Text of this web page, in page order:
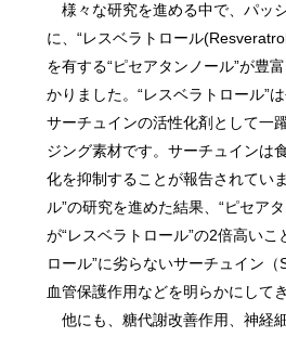
様々な研究を進める中で、パッ
に、“レスベラトロール
を有する“ピセアタンノール”が豊
かりました。“レスベラトロール”
サーチュインの活性化剤として一
ジング素材です。サーチュインは
化を抑制することが報告されてい
ル”の研究を進めた結果、“ピセア
が“レスベラトロール”の2倍高いこ
ロール”に劣らないサーチュイン
血管保護作用などを明らかにして
他にも、糖代謝改善作用、神経